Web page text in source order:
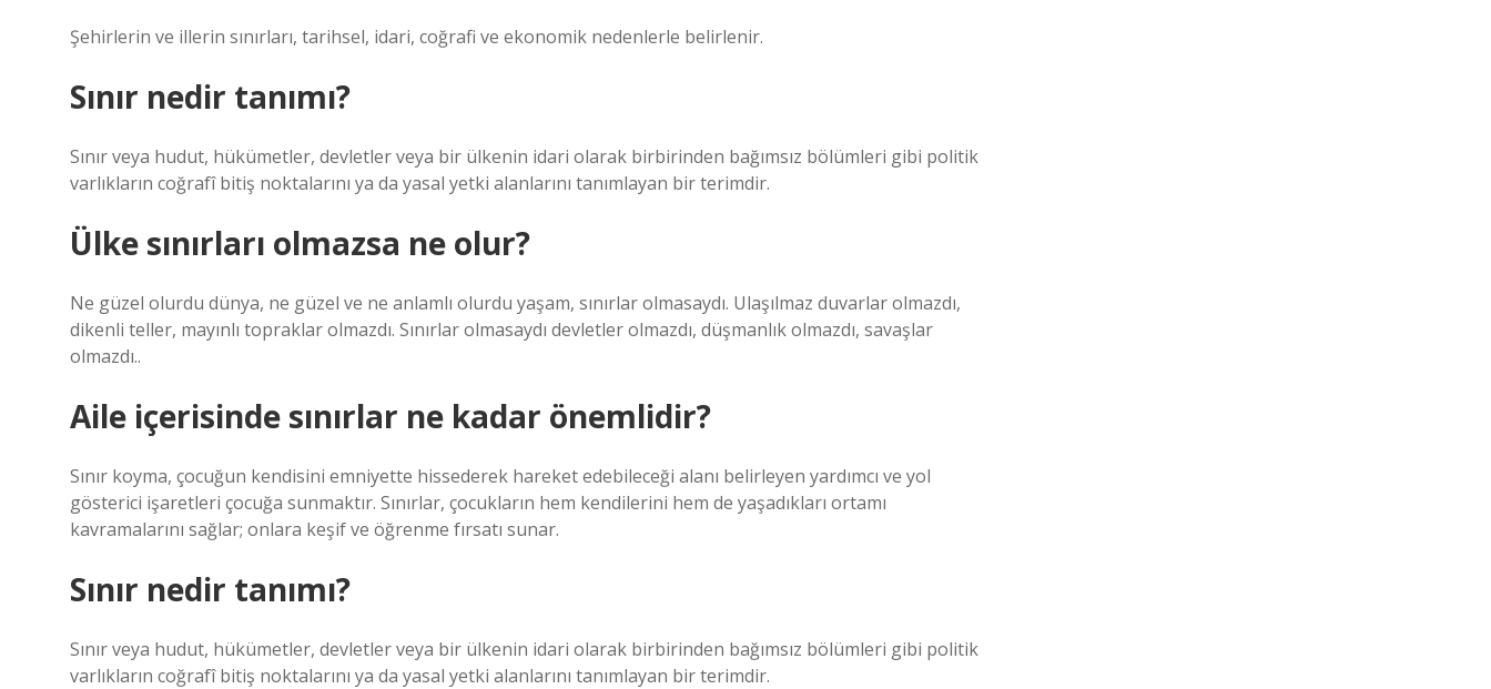
Şehirlerin ve illerin sınırları, tarihsel, idari, coğrafi ve ekonomik nedenlerle belirlenir.
Sınır nedir tanımı?
Sınır veya hudut, hükümetler, devletler veya bir ülkenin idari olarak birbirinden bağımsız bölümleri gibi politik
varlıkların coğrafî bitiş noktalarını ya da yasal yetki alanlarını tanımlayan bir terimdir.
Ülke sınırları olmazsa ne olur?
Ne güzel olurdu dünya, ne güzel ve ne anlamlı olurdu yaşam, sınırlar olmasaydı. Ulaşılmaz duvarlar olmazdı,
dikenli teller, mayınlı topraklar olmazdı. Sınırlar olmasaydı devletler olmazdı, düşmanlık olmazdı, savaşlar
olmazdı..
Aile içerisinde sınırlar ne kadar önemlidir?
Sınır koyma, çocuğun kendisini emniyette hissederek hareket edebileceği alanı belirleyen yardımcı ve yol
gösterici işaretleri çocuğa sunmaktır. Sınırlar, çocukların hem kendilerini hem de yaşadıkları ortamı
kavramalarını sağlar; onlara keşif ve öğrenme fırsatı sunar.
Sınır nedir tanımı?
Sınır veya hudut, hükümetler, devletler veya bir ülkenin idari olarak birbirinden bağımsız bölümleri gibi politik
varlıkların coğrafî bitiş noktalarını ya da yasal yetki alanlarını tanımlayan bir terimdir.